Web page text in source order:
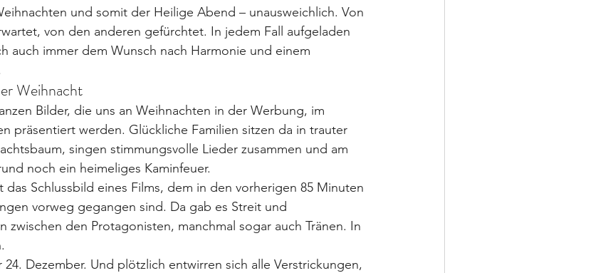
und somit der Heilige Abend – unausweichlich. Von
von den anderen gefürchtet. In jedem Fall aufgeladen
auch immer dem Wunsch nach Harmonie und einem
Weihnacht
Bilder, die uns an Weihnachten in der Werbung, im
präsentiert werden. Glückliche Familien sitzen da in trauter
singen stimmungsvolle Lieder zusammen und am
noch ein heimeliges Kaminfeuer.
das Schlussbild eines Films, dem in den vorherigen 85 Minuten
vorweg gegangen sind. Da gab es Streit und
zwischen den Protagonisten, manchmal sogar auch Tränen. In
Dezember. Und plötzlich entwirren sich alle Verstrickungen,